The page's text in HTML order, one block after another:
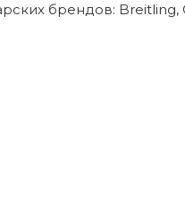
брендов: Breitling,